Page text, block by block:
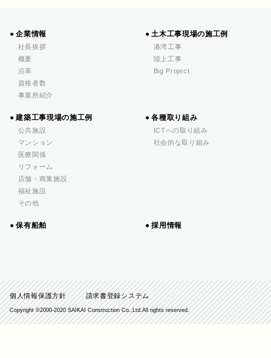
企業情報
社長挨拶
概要
沿革
資格者数
事業所紹介
土木工事現場の施工例
港湾工事
陸上工事
Big Project
建築工事現場の施工例
公共施設
マンション
医療関係
リフォーム
店舗・商業施設
福祉施設
その他
各種取り組み
ICTへの取り組み
社会的な取り組み
保有船舶 採用情報
個人情報保護方針 請求書登録システム
Copyright ©️2000-2020 SAIKAI Construction Co.,Ltd.All rights reserved.